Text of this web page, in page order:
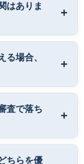
はありま
る場合、
査で落ち
ちらを優